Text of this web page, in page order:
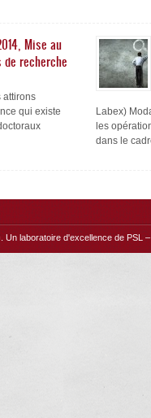
Mise au
recherche
attirons
qui existe
Labex)
les
dans le
. Un laboratoire d'excellence de